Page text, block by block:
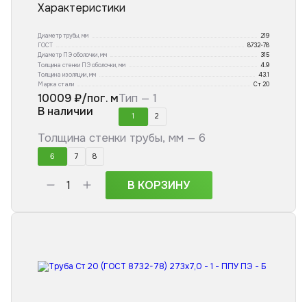
Характеристики
Диаметр трубы, мм
219
ГОСТ
8732-78
Диаметр ПЭ оболочки, мм
315
Толщина стенки ПЭ оболочки, мм
4.9
Толщина изоляции, мм
43.1
Марка стали
Ст 20
10009₽/пог. м
В наличии
Тип — 1
1 2
Толщина стенки трубы, мм — 6
6 7 8
В КОРЗИНУ